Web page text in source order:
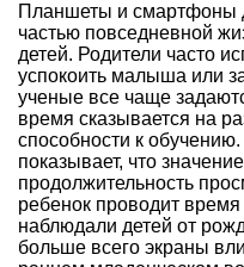
Планшеты и смартфоны
частью повседневной
детей. Родители часто
успокоить малыша или
ученые все чаще
время сказывается на
способности к
показывает, что
продолжительность
ребенок проводит
наблюдали детей от
больше всего экраны